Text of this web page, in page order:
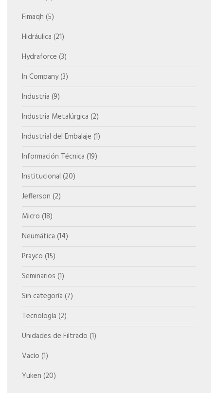
Fimaqh (5)
Hidráulica (21)
Hydraforce (3)
In Company(3)
Industria (9)
Industria Metalúrgica (2)
Industrial del Embalaje (1)
Información Técnica (19)
Institucional (20)
Jefferson (2)
Micro (18)
Neumática (14)
Prayco (15)
Seminarios (1)
Sin categoría (7)
Tecnología (2)
Unidades de Filtrado (1)
Vacío (1)
Yuken (20)